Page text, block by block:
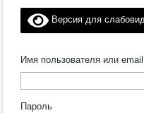
Версия для
Имя пользователя или email
Пароль